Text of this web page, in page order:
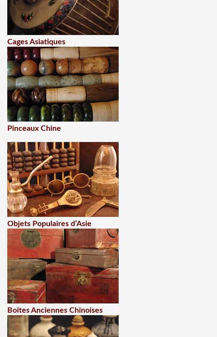
Cages Asiatiques
Pinceaux Chine
Objets Populaires d’Asie
Boites Anciennes Chinoises